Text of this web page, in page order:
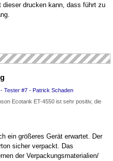
drucken kann, dass führt zu
Ecotank ET-4550 ist sehr positiv, die
ein größeres Gerät erwartet. Der
sicher verpackt. Das
der Verpackungsmaterialien/